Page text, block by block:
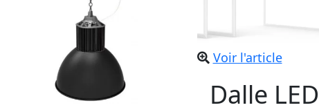
Voir l'article
Dalle LED